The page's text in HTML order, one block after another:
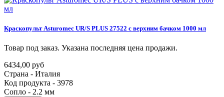
Краскопульт Asturomec UR/S PLUS 27522 с верхним бачком 1000 мл
Товар под заказ. Указана последняя цена продажи.
6434,00 руб
Страна - Италия
Код продукта - 3978
Сопло - 2.2 мм